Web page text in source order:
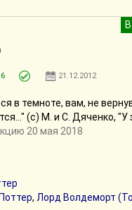
21.12.2012
в темноте, вам, не
(с) М. и С. Дяченко, "У
20 мая 2018
, Лорд Волдеморт